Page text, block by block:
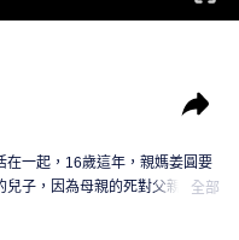
在一起，16歲這年，親媽姜圓要
兒子，因為母親的死對父親一直
全部